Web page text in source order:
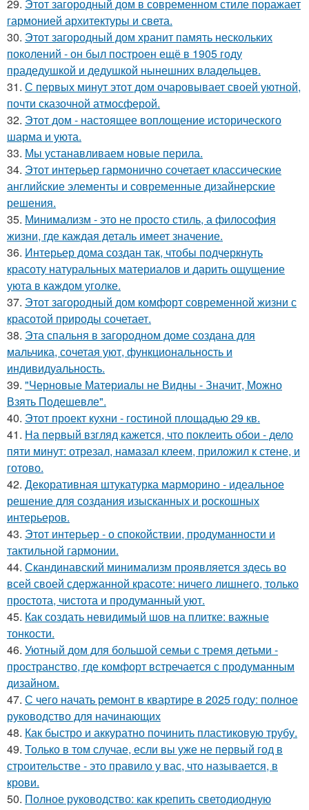
29. Этот загородный дом в современном стиле поражает
гармонией архитектуры и света.
30. Этот загородный дом хранит память нескольких
поколений - он был построен ещё в 1905 году
прадедушкой и дедушкой нынешних владельцев.
31. С первых минут этот дом очаровывает своей уютной,
почти сказочной атмосферой.
32. Этот дом - настоящее воплощение исторического
шарма и уюта.
33. Мы устанавливаем новые перила.
34. Этот интерьер гармонично сочетает классические
английские элементы и современные дизайнерские
решения.
35. Минимализм - это не просто стиль, а философия
жизни, где каждая деталь имеет значение.
36. Интерьер дома создан так, чтобы подчеркнуть
красоту натуральных материалов и дарить ощущение
уюта в каждом уголке.
37. Этот загородный дом комфорт современной жизни с
красотой природы сочетает.
38. Эта спальня в загородном доме создана для
мальчика, сочетая уют, функциональность и
индивидуальность.
39. "Черновые Материалы не Видны - Значит, Можно
Взять Подешевле".
40. Этот проект кухни - гостиной площадью 29 кв.
41. На первый взгляд кажется, что поклеить обои - дело
пяти минут: отрезал, намазал клеем, приложил к стене, и
готово.
42. Декоративная штукатурка марморино - идеальное
решение для создания изысканных и роскошных
интерьеров.
43. Этот интерьер - о спокойствии, продуманности и
тактильной гармонии.
44. Скандинавский минимализм проявляется здесь во
всей своей сдержанной красоте: ничего лишнего, только
простота, чистота и продуманный уют.
45. Как создать невидимый шов на плитке: важные
тонкости.
46. Уютный дом для большой семьи с тремя детьми -
пространство, где комфорт встречается с продуманным
дизайном.
47. С чего начать ремонт в квартире в 2025 году: полное
руководство для начинающих
48. Как быстро и аккуратно починить пластиковую трубу.
49. Только в том случае, если вы уже не первый год в
строительстве - это правило у вас, что называется, в
крови.
50. Полное руководство: как крепить светодиодную